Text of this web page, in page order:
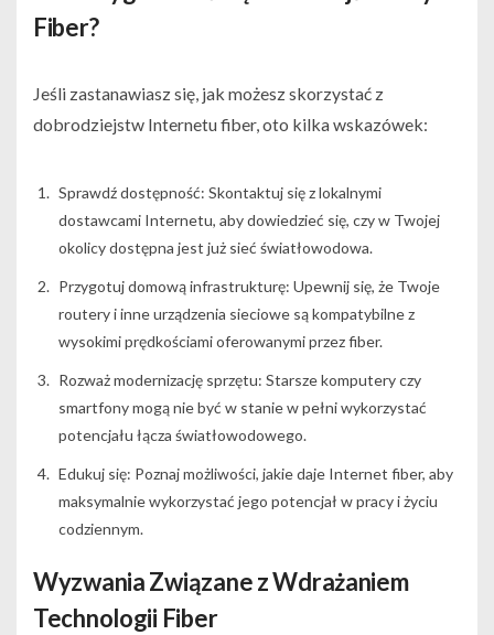
Fiber?
Jeśli zastanawiasz się, jak możesz skorzystać z
dobrodziejstw Internetu fiber, oto kilka wskazówek:
Sprawdź dostępność: Skontaktuj się z lokalnymi
dostawcami Internetu, aby dowiedzieć się, czy w Twojej
okolicy dostępna jest już sieć światłowodowa.
Przygotuj domową infrastrukturę: Upewnij się, że Twoje
routery i inne urządzenia sieciowe są kompatybilne z
wysokimi prędkościami oferowanymi przez fiber.
Rozważ modernizację sprzętu: Starsze komputery czy
smartfony mogą nie być w stanie w pełni wykorzystać
potencjału łącza światłowodowego.
Edukuj się: Poznaj możliwości, jakie daje Internet fiber, aby
maksymalnie wykorzystać jego potencjał w pracy i życiu
codziennym.
Wyzwania Związane z Wdrażaniem
Technologii Fiber